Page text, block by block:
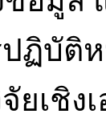
ฏิบัติ
ยเชิง